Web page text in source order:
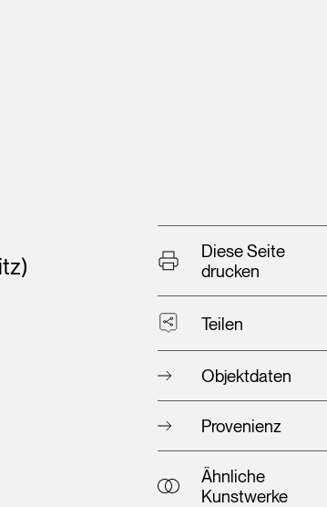
Diese Seite
drucken
Teilen
Objektdaten
Provenienz
Ähnliche
Kunstwerke